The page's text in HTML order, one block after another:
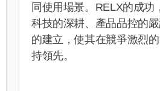
同使用場景。RELX的成功
科技的深耕、產品品控的
的建立，使其在競爭激烈
持領先。